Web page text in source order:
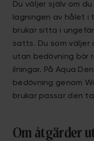
Du väljer själv om
lagningen av hålet i
brukar sitta i
satts. Du som
utan bedövning bör
ilningar. På Aqua
bedövning genom
brukar passar den
Om åtgärder